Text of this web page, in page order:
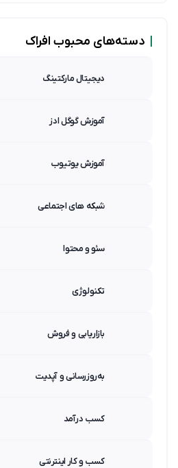
دسته‌های محبوب افراک
دیجیتال مارکتینگ
آموزش گوگل ادز
آموزش یوتیوب
شبکه های اجتماعی
سئو و محتوا
تکنولوژی
بازاریابی و فروش
به‌روزرسانی و آپدیت
کسب درآمد
کسب و کار اینترنتی